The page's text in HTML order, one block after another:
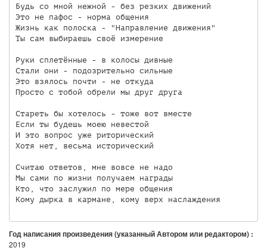
Будь со мной нежной - без резких движений
Это не пафос - норма общения
Жизнь как полоска - "Направление движения"
Ты сам выбираешь своё измерение
Руки сплетённые - в колосы дивные
Стали они - подозрительно сильные
Это взялось почти - не откуда
Просто с тобой обрели мы друг друга
Стареть бы хотелось - тоже вот вместе
Если ты будешь моею невестой
И это вопрос уже риторический
Хотя нет, весьма исторический
Считаю ответов, мне вовсе не надо
Мы сами по жизни получаем награды
Кто, что заслужил по мере общения
Кому дырка в кармане, кому верх наслаждения
Год написания произведения (указанный Автором или редактором) :
2019